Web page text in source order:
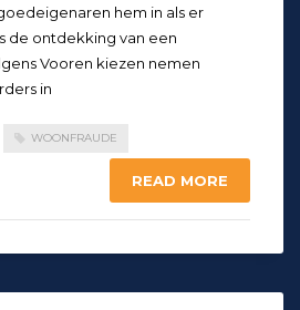
hem in als er
de ontdekking van een
Vooren kiezen nemen
in
WOONFRAUDE
READ MORE